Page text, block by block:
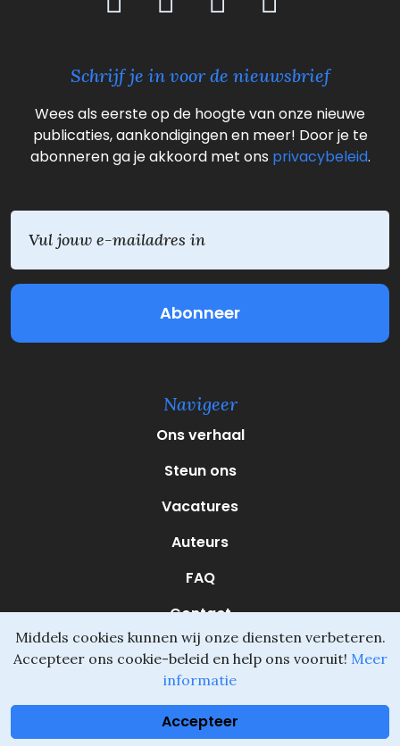
Schrijf je in voor de nieuwsbrief
Wees als eerste op de hoogte van onze nieuwe
publicaties, aankondigingen en meer! Door je te
abonneren ga je akkoord met ons privacybeleid.
m
i
l
V
i
t
Navigeer
Ons verhaal
Steun ons
Vacatures
Auteurs
FAQ
Contact
Middels cookies kunnen wij onze diensten verbeteren.
Accepteer ons cookie-beleid en help ons vooruit! Meer
informatie
Accepteer